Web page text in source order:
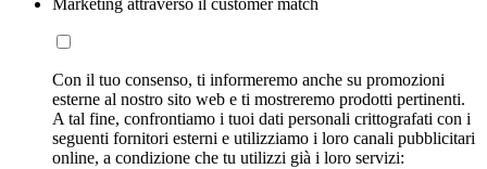
Marketing attraverso il customer match
Con il tuo consenso, ti informeremo anche su promozioni
esterne al nostro sito web e ti mostreremo prodotti pertinenti.
A tal fine, confrontiamo i tuoi dati personali crittografati con i
seguenti fornitori esterni e utilizziamo i loro canali pubblicitari
online, a condizione che tu utilizzi già i loro servizi: